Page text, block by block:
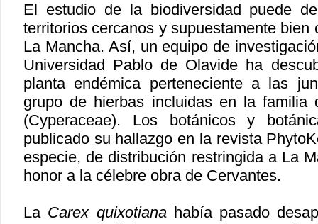
El estudio de la biodiversidad puede
territorios cercanos y supuestamente
La Mancha. Así, un equipo de
Universidad Pablo de Olavide ha
planta endémica perteneciente a las
grupo de hierbas incluidas en la
(Cyperaceae). Los botánicos y
publicado su hallazgo en la revista
especie, de distribución restringida a La
honor a la célebre obra de Cervantes.
La Carex quixotiana había pasado